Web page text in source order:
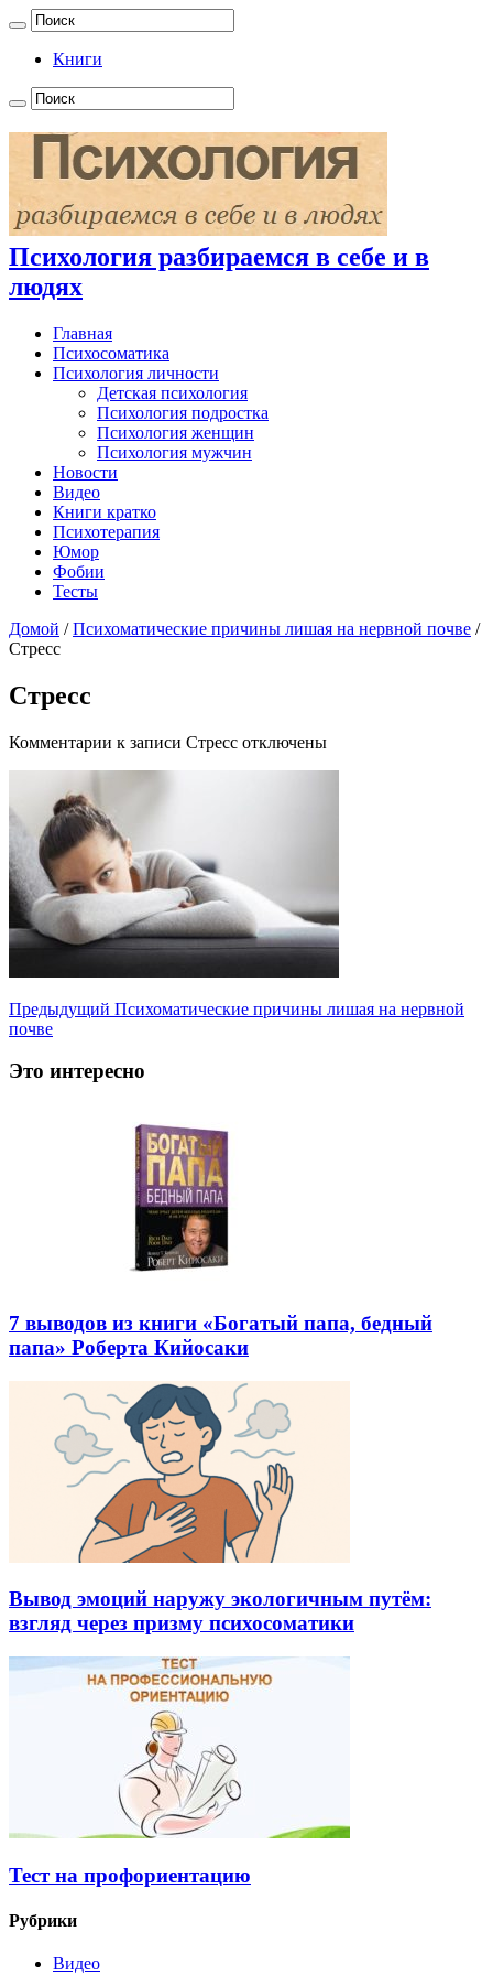
Книги
Психология разбираемся в себе и в
людях
Главная
Психосоматика
Психология личности
Детская психология
Психология подростка
Психология женщин
Психология мужчин
Новости
Видео
Книги кратко
Психотерапия
Юмор
Фобии
Тесты
Домой / Психоматические причины лишая на нервной почве /
Стресс
Стресс
Комментарии к записи Стресс отключены
Предыдущий Психоматические причины лишая на нервной
почве
Это интересно
7 выводов из книги «Богатый папа, бедный
папа» Роберта Кийосаки
Вывод эмоций наружу экологичным путём:
взгляд через призму психосоматики
Тест на профориентацию
Рубрики
Видео